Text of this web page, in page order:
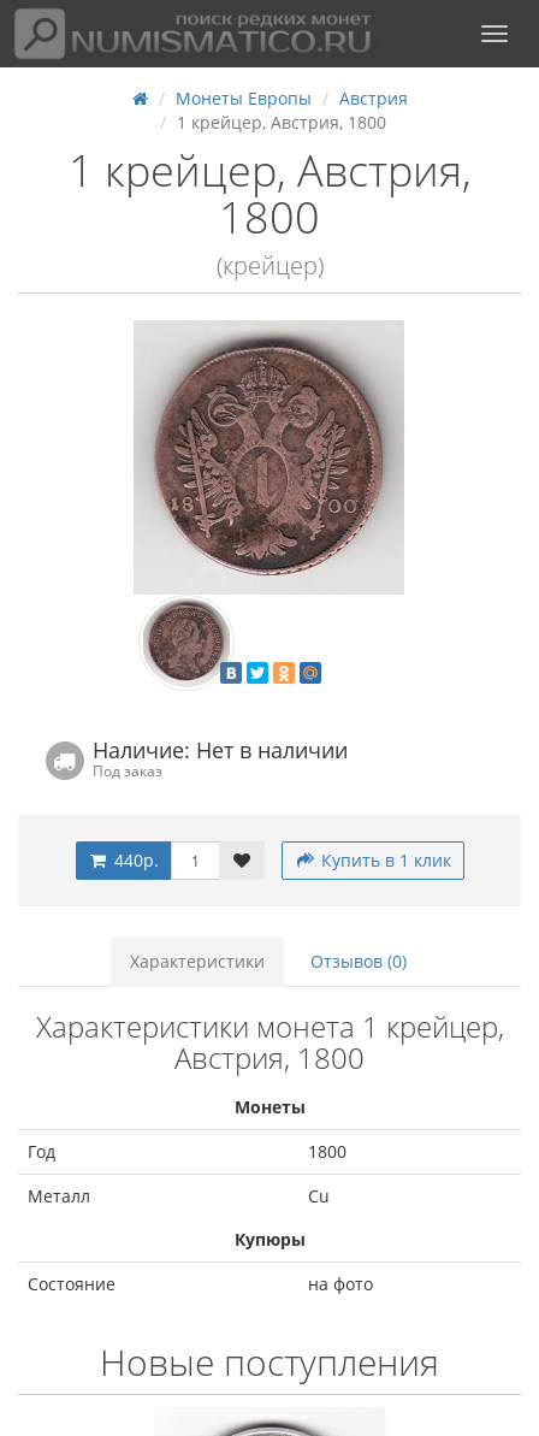
Монеты Европы
Австрия
1 крейцер, Австрия, 1800
1 крейцер, Австрия,
1800
(крейцер)
Наличие: Нет в наличии
Под заказ
440р. Купить в 1 клик
Характеристики Отзывов (0)
Характеристики монета 1 крейцер,
Австрия, 1800
Монеты
Год
1800
Металл
Cu
Купюры
Состояние
на фото
Новые поступления